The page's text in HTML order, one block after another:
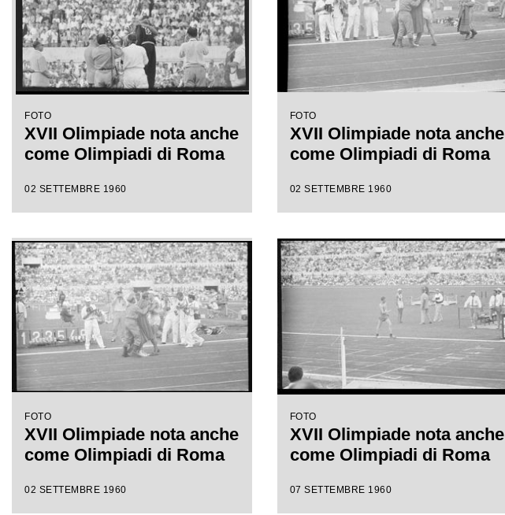
FOTO
XVII Olimpiade nota anche
come Olimpiadi di Roma
02 SETTEMBRE 1960
FOTO
XVII Olimpiade nota anche
come Olimpiadi di Roma
02 SETTEMBRE 1960
FOTO
XVII Olimpiade nota anche
come Olimpiadi di Roma
02 SETTEMBRE 1960
FOTO
XVII Olimpiade nota anche
come Olimpiadi di Roma
07 SETTEMBRE 1960